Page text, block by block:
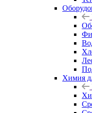
Химия